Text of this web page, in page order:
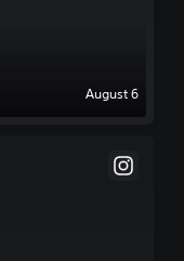
August 6